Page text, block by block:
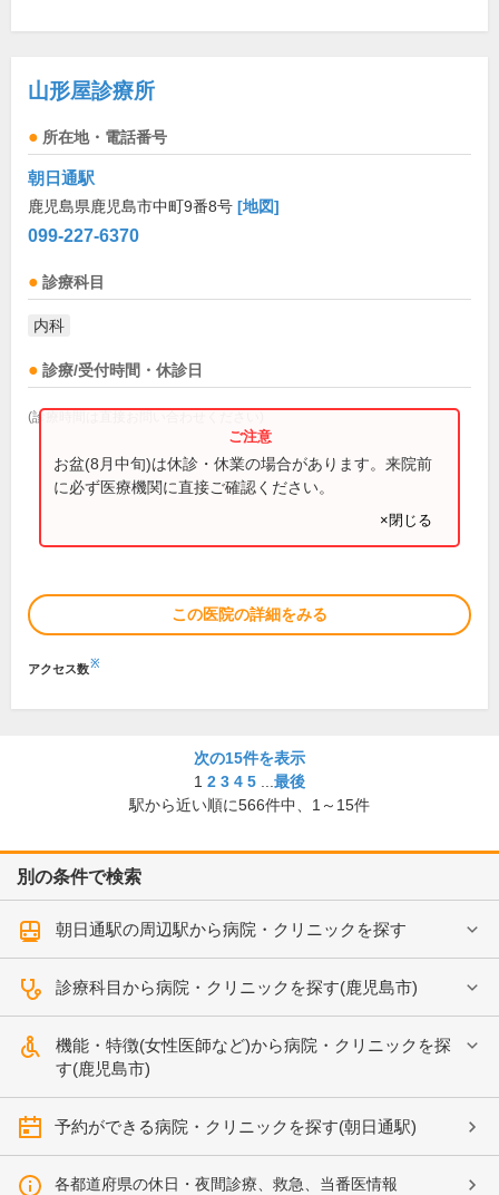
山形屋診療所
所在地・電話番号
朝日通駅
鹿児島県鹿児島市中町9番8号 [地図]
099-227-6370
診療科目
内科
診療/受付時間・休診日
(診療時間は直接お問い合わせください)
お盆(8月中旬)は休診・休業の場合があります。来院前
に必ず医療機関に直接ご確認ください。
×閉じる
この医院の詳細をみる
アクセス数※
次の15件を表示
1 2 3 4 5
最後
駅から近い順に566件中、 1～15件
別の条件で検索
朝日通駅の周辺駅から病院・クリニックを探す
診療科目から病院・クリニックを探す(鹿児島市)
機能・特徴(女性医師など)から病院・クリニックを探
す(鹿児島市)
予約ができる病院・クリニックを探す(朝日通駅)
各都道府県の休日・夜間診療、救急、当番医情報